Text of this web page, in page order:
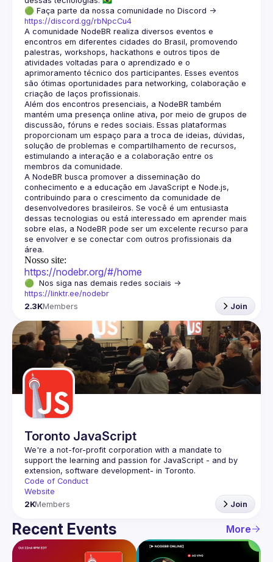
🟢 Faça parte da nossa comunidade no Discord ->
https://discord.gg/rbNpcCu4
A comunidade NodeBR realiza diversos eventos e
encontros em diferentes cidades do Brasil, promovendo
palestras, workshops, hackathons e outros tipos de
atividades voltadas para o aprendizado e o
aprimoramento técnico dos participantes. Esses eventos
são ótimas oportunidades para networking, colaboração e
Além dos encontros presenciais, a NodeBR também
mantém uma presença online ativa, por meio de grupos de
discussão, fóruns e redes sociais. Essas plataformas
proporcionam um espaço para a troca de ideias, dúvidas,
solução de problemas e compartilhamento de recursos,
estimulando a interação e a colaboração entre os
A NodeBR busca promover a disseminação do
conhecimento e a educação em JavaScript e Node.js,
contribuindo para o crescimento da comunidade de
desenvolvedores brasileiros. Se você é um entusiasta
dessas tecnologias ou está interessado em aprender mais
sobre elas, a NodeBR pode ser um excelente recurso para
se envolver e se conectar com outros profissionais da
Nosso site:
https://nodebr.org/#/home
https://linktr.ee/nodebr
2.3KMembers Join
Toronto JavaScript
We're a not-for-profit corporation with a mandate to
support the learning and passion for JavaScript - and by
Code of Conduct
Website
2KMembers Join
Recent Events More